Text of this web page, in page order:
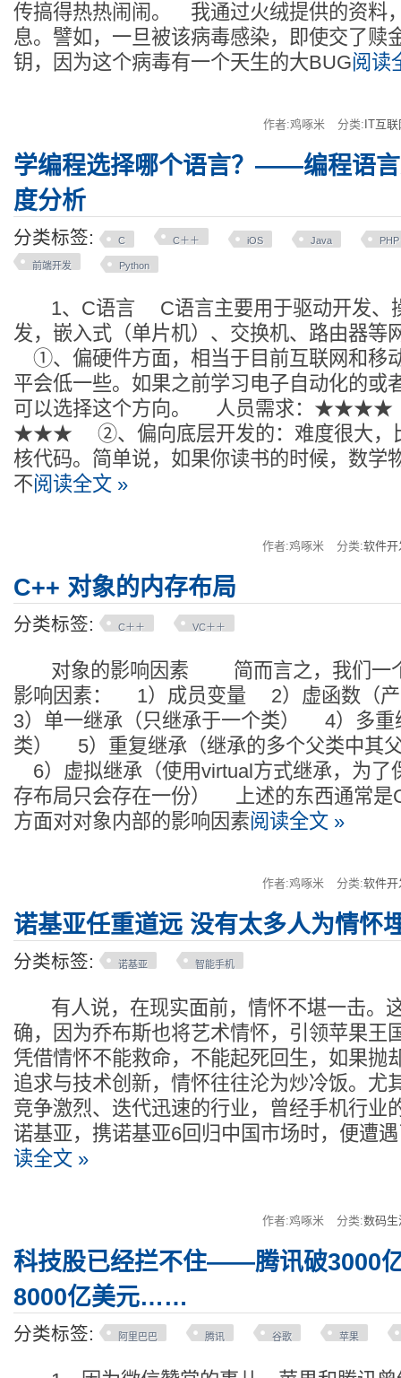
传搞得热热闹闹。 我通过火绒提供的资料
息。譬如，一旦被该病毒感染，即使交了赎
钥，因为这个病毒有一个天生的大BUG阅读
作者:鸡啄米 分类: IT互
学编程选择哪个语言？——编程语
度分析
分类标签: C C＋＋ iOS Java PHP
前端开发 Python
1、C语言 C语言主要用于驱动开发、
发，嵌入式（单片机）、交换机、路由器等
①、偏硬件方面，相当于目前互联网和移
平会低一些。如果之前学习电子自动化的或
可以选择这个方向。 人员需求：
★★★ ②、偏向底层开发的：难度很大，
核代码。简单说，如果你读书的时候，数学
不阅读全文 »
作者:鸡啄米 分类:软件开
C++ 对象的内存布局
分类标签: C＋＋ VC＋＋
对象的影响因素 简而言之，我们一个
影响因素： 1）成员变量 2）虚函数（
3）单一继承（只继承于一个类） 4）多重
类） 5）重复继承（继承的多个父类中其
6）虚拟继承（使用virtual方式继承，为了
存布局只会存在一份） 上述的东西通常是
方面对对象内部的影响因素阅读全文 »
作者:鸡啄米 分类:软件开
诺基亚任重道远 没有太多人为情怀
分类标签: 诺基亚 智能手机
有人说，在现实面前，情怀不堪一击。
确，因为乔布斯也将艺术情怀，引领苹果王
凭借情怀不能救命，不能起死回生，如果抛
追求与技术创新，情怀往往沦为炒冷饭。尤
竞争激烈、迭代迅速的行业，曾经手机行业
诺基亚，携诺基亚6回归中国市场时，便遭
读全文 »
作者:鸡啄米 分类:数码生
科技股已经拦不住——腾讯破3000
8000亿美元……
分类标签: 阿里巴巴 腾讯 谷歌 苹果